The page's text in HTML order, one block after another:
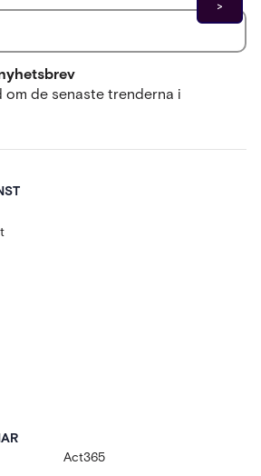
de senaste trenderna i
Act365